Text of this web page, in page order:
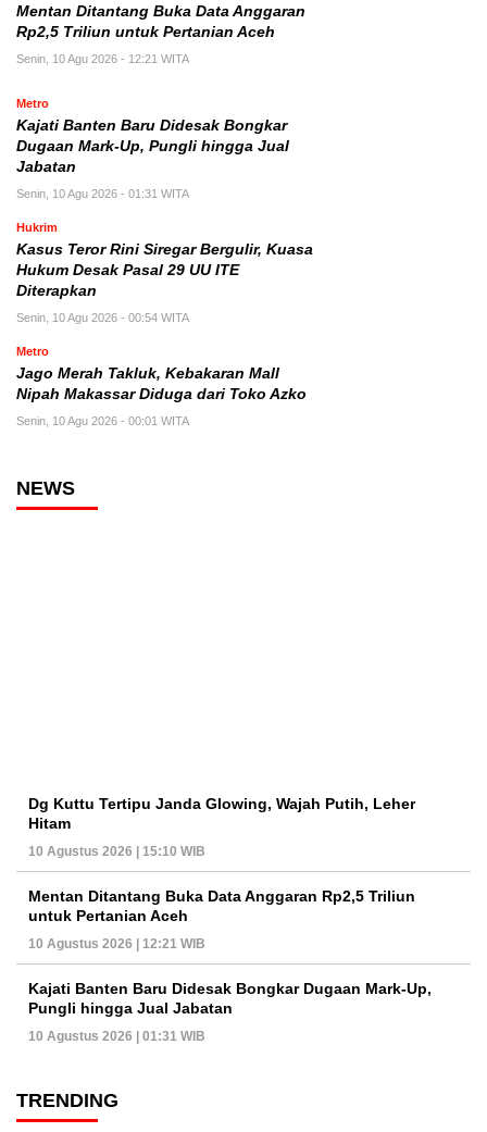
Mentan Ditantang Buka Data Anggaran
Rp2,5 Triliun untuk Pertanian Aceh
Senin, 10 Agu 2026 - 12:21 WITA
Metro
Kajati Banten Baru Didesak Bongkar
Dugaan Mark-Up, Pungli hingga Jual
Jabatan
Senin, 10 Agu 2026 - 01:31 WITA
Hukrim
Kasus Teror Rini Siregar Bergulir, Kuasa
Hukum Desak Pasal 29 UU ITE
Diterapkan
Senin, 10 Agu 2026 - 00:54 WITA
Metro
Jago Merah Takluk, Kebakaran Mall
Nipah Makassar Diduga dari Toko Azko
Senin, 10 Agu 2026 - 00:01 WITA
NEWS
Dg Kuttu Tertipu Janda Glowing, Wajah Putih, Leher
Hitam
10 Agustus 2026 | 15:10 WIB
Mentan Ditantang Buka Data Anggaran Rp2,5 Triliun
untuk Pertanian Aceh
10 Agustus 2026 | 12:21 WIB
Kajati Banten Baru Didesak Bongkar Dugaan Mark-Up,
Pungli hingga Jual Jabatan
10 Agustus 2026 | 01:31 WIB
TRENDING